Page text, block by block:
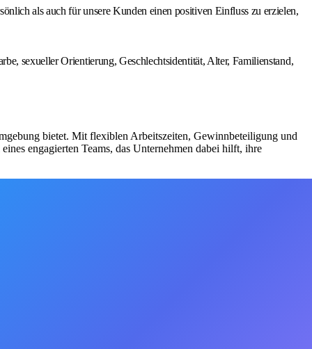
als auch für unsere Kunden einen positiven Einfluss zu erzielen,
sexueller Orientierung, Geschlechtsidentität, Alter, Familienstand,
bietet. Mit flexiblen Arbeitszeiten, Gewinnbeteiligung und
engagierten Teams, das Unternehmen dabei hilft, ihre